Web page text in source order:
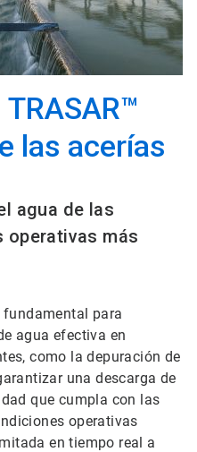
las acería​​​​​​​s​​​​​​​
agua de las
operativas más
para
agua efectiva en
como la depuración de
una descarga de
que cumpla con las
operativas
en tiempo real a